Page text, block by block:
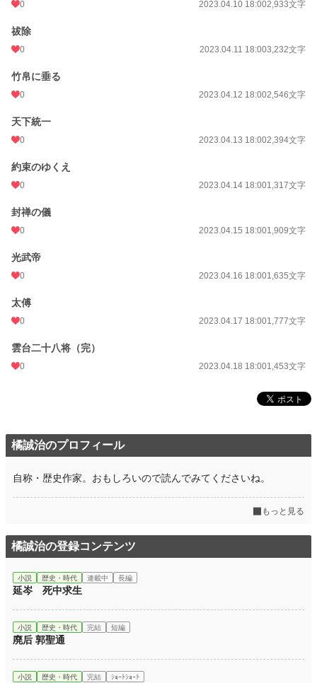
0 2023.04.10 18:002,933文字
祓除
0 2023.04.11 18:003,232文字
竹帛に垂る
0 2023.04.12 18:002,546文字
天下統一
0 2023.04.13 18:002,394文字
約束のゆくえ
0 2023.04.14 18:001,317文字
封禅の儀
0 2023.04.15 18:001,909文字
光武帝
0 2023.04.16 18:001,635文字
太傅
0 2023.04.17 18:001,777文字
雲台二十八将（完）
0 2023.04.18 18:001,453文字
橘誠治のプロフィール
自称・歴史作家。おもしろいので読んでみてくださいね。
もっと見る
橘誠治の登録コンテンツ
小説 歴史・時代 連載中 長編
延岑 死中求生
小説 歴史・時代 完結 短編
廃后 郭聖通
小説 歴史・時代 完結 ｼｮｰﾄｼｮｰﾄ